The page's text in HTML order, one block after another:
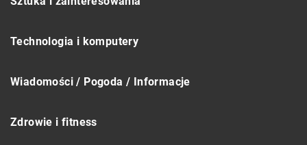
Technologia i komputery
Wiadomości / Pogoda / Informacje
Zdrowie i fitness